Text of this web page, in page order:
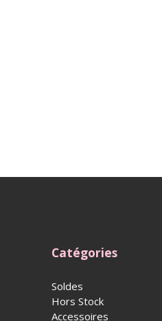
Catégories
Soldes
Hors Stock
Accessoires